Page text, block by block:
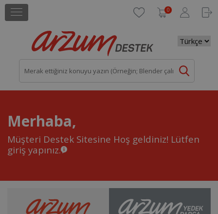
0
Merhaba,
Müşteri Destek Sitesine Hoş geldiniz! Lütfen
giriş yapınız.